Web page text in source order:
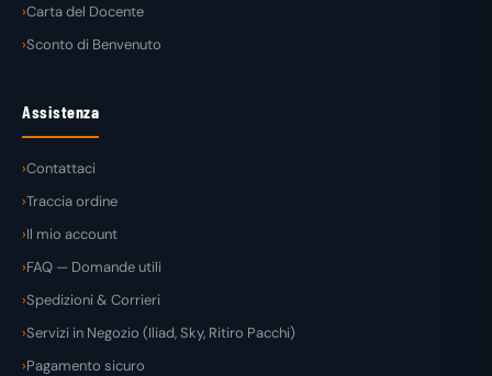
Carta del Docente
Sconto di Benvenuto
Assistenza
Contattaci
Traccia ordine
Il mio account
FAQ — Domande utili
Spedizioni & Corrieri
Servizi in Negozio (Iliad, Sky, Ritiro Pacchi)
Pagamento sicuro